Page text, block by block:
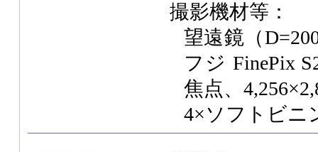
撮影機材等：
望遠鏡（
フジ FinePix
焦点、
4×ソフトビニ